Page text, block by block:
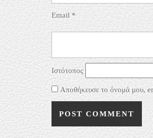
Email*
Ιστότοπος
Αποθήκευσε το όνομά μου,